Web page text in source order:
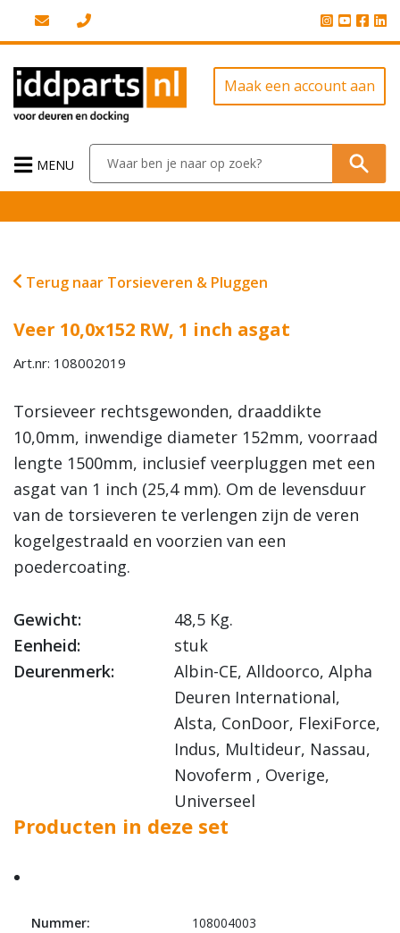
Maak een account aan
MENU
Terug naar Torsieveren & Pluggen
Veer 10,0x152 RW, 1 inch asgat
Art.nr: 108002019
Torsieveer rechtsgewonden, draaddikte
10,0mm, inwendige diameter 152mm, voorraad
lengte 1500mm, inclusief veerpluggen met een
asgat van 1 inch (25,4 mm). Om de levensduur
van de torsieveren te verlengen zijn de veren
kogelgestraald en voorzien van een
poedercoating.
Gewicht:
48,5 Kg.
Eenheid:
stuk
Deurenmerk:
Albin-CE, Alldoorco, Alpha
Deuren International,
Alsta, ConDoor, FlexiForce,
Indus, Multideur, Nassau,
Novoferm , Overige,
Universeel
Producten in deze set
Nummer:
108004003